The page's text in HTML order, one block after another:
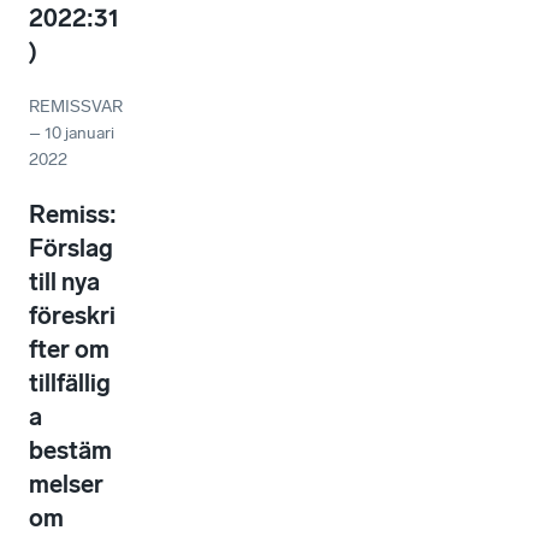
2022:31
)
REMISSVAR
–10 januari
2022
Remiss:
Förslag
till nya
föreskri
fter om
tillfällig
a
bestäm
melser
om